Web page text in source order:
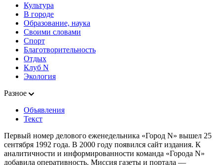
Культура
В городе
Образование, наука
Своими словами
Спорт
Благотворительность
Отдых
Клуб N
Экология
Разное
Объявления
Текст
Первый номер делового еженедельника «Город N» вышел 25
сентября 1992 года. В 2000 году появился сайт издания. К
аналитичности и информированности команда «Города N»
добавила оперативность. Миссия газеты и портала —